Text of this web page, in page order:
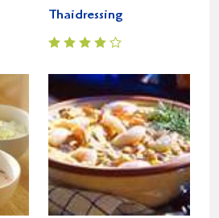
Thaidressing